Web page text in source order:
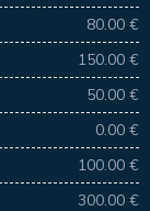
80.00 €
150.00 €
50.00 €
0.00 €
100.00 €
300.00 €